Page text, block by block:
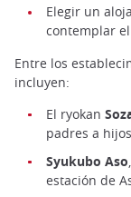
Elegir un
contemplar
Entre los
incluyen:
El ryokan
padres a
Syukubo Aso
estación de